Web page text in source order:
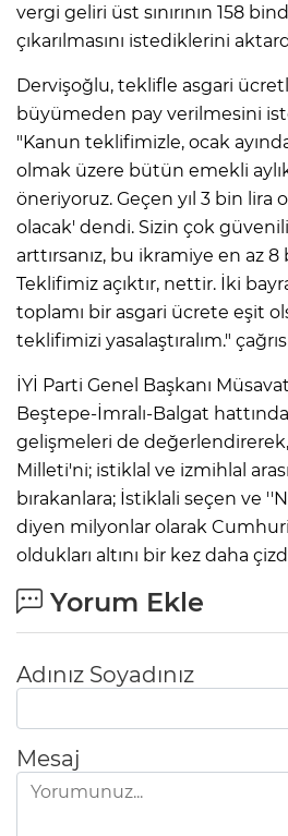
vergi geliri üst sınırının 158
çıkarılmasını istediklerini
Dervişoğlu, teklifle asgari
büyümeden pay verilmesini
"Kanun teklifimizle, ocak
olmak üzere bütün emekli
öneriyoruz. Geçen yıl 3 bin lira
olacak' dendi. Sizin çok
arttırsanız, bu ikramiye en az 8
Teklifimiz açıktır, nettir. İki
toplamı bir asgari ücrete eşit
teklifimizi yasalaştıralım."
İYİ Parti Genel Başkanı
Beştepe-İmralı-Balgat
gelişmeleri de
Milleti'ni; istiklal ve izmihlal
bırakanlara; İstiklali seçen ve
diyen milyonlar olarak
oldukları altını bir kez daha
Yorum Ekle
Adınız Soyadınız
Mesaj